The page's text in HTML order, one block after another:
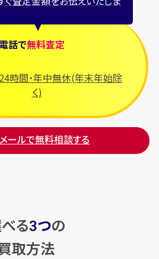
話で無料査定
24時間・年中無休(年末年始除
く)
メールで無料相談する
る3つの
取方法